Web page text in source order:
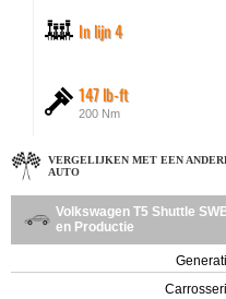
In lijn 4
147 lb-ft
200 Nm
VERGELIJKEN MET EEN
AUTO
Volkswagen T5 Shuttle
en Productie